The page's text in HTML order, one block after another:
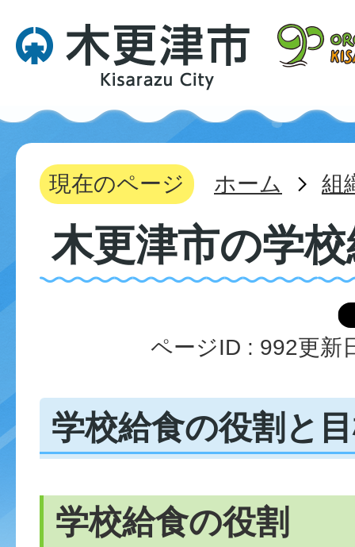
現在のページ ホーム 組
木更津市の学
ページID : 992更新
学校給食の役割と
学校給食の役割